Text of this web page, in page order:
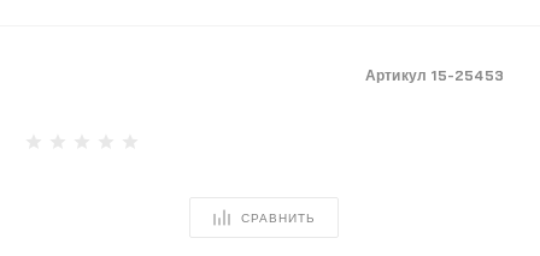
Артикул 15-25453
СРАВНИТЬ